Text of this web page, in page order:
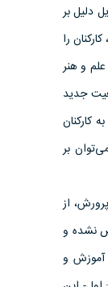
دلیل بر
را
و هنر
جدید
کارکنان
بر
از
كه تعويض نشده و
آموزش و